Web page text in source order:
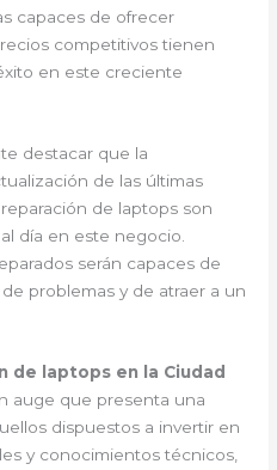
capaces de ofrecer
competitivos tienen
en este creciente
destacar que la
de las últimas
de laptops son
día en este negocio.
serán capaces de
problemas y de atraer a un
de laptops en la Ciudad
auge que presenta una
dispuestos a invertir en
y conocimientos técnicos,